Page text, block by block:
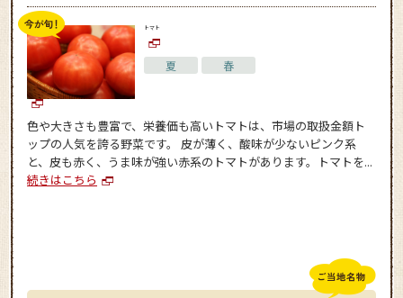
トマト
夏 春
色や大きさも豊富で、栄養価も高いトマトは、市場の取扱金額ト
ップの人気を誇る野菜です。 皮が薄く、酸味が少ないピンク系
と、皮も赤く、うま味が強い赤系のトマトがあります。トマトを...
続きはこちら